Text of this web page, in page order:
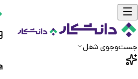
جست‌و‌جوی شغل